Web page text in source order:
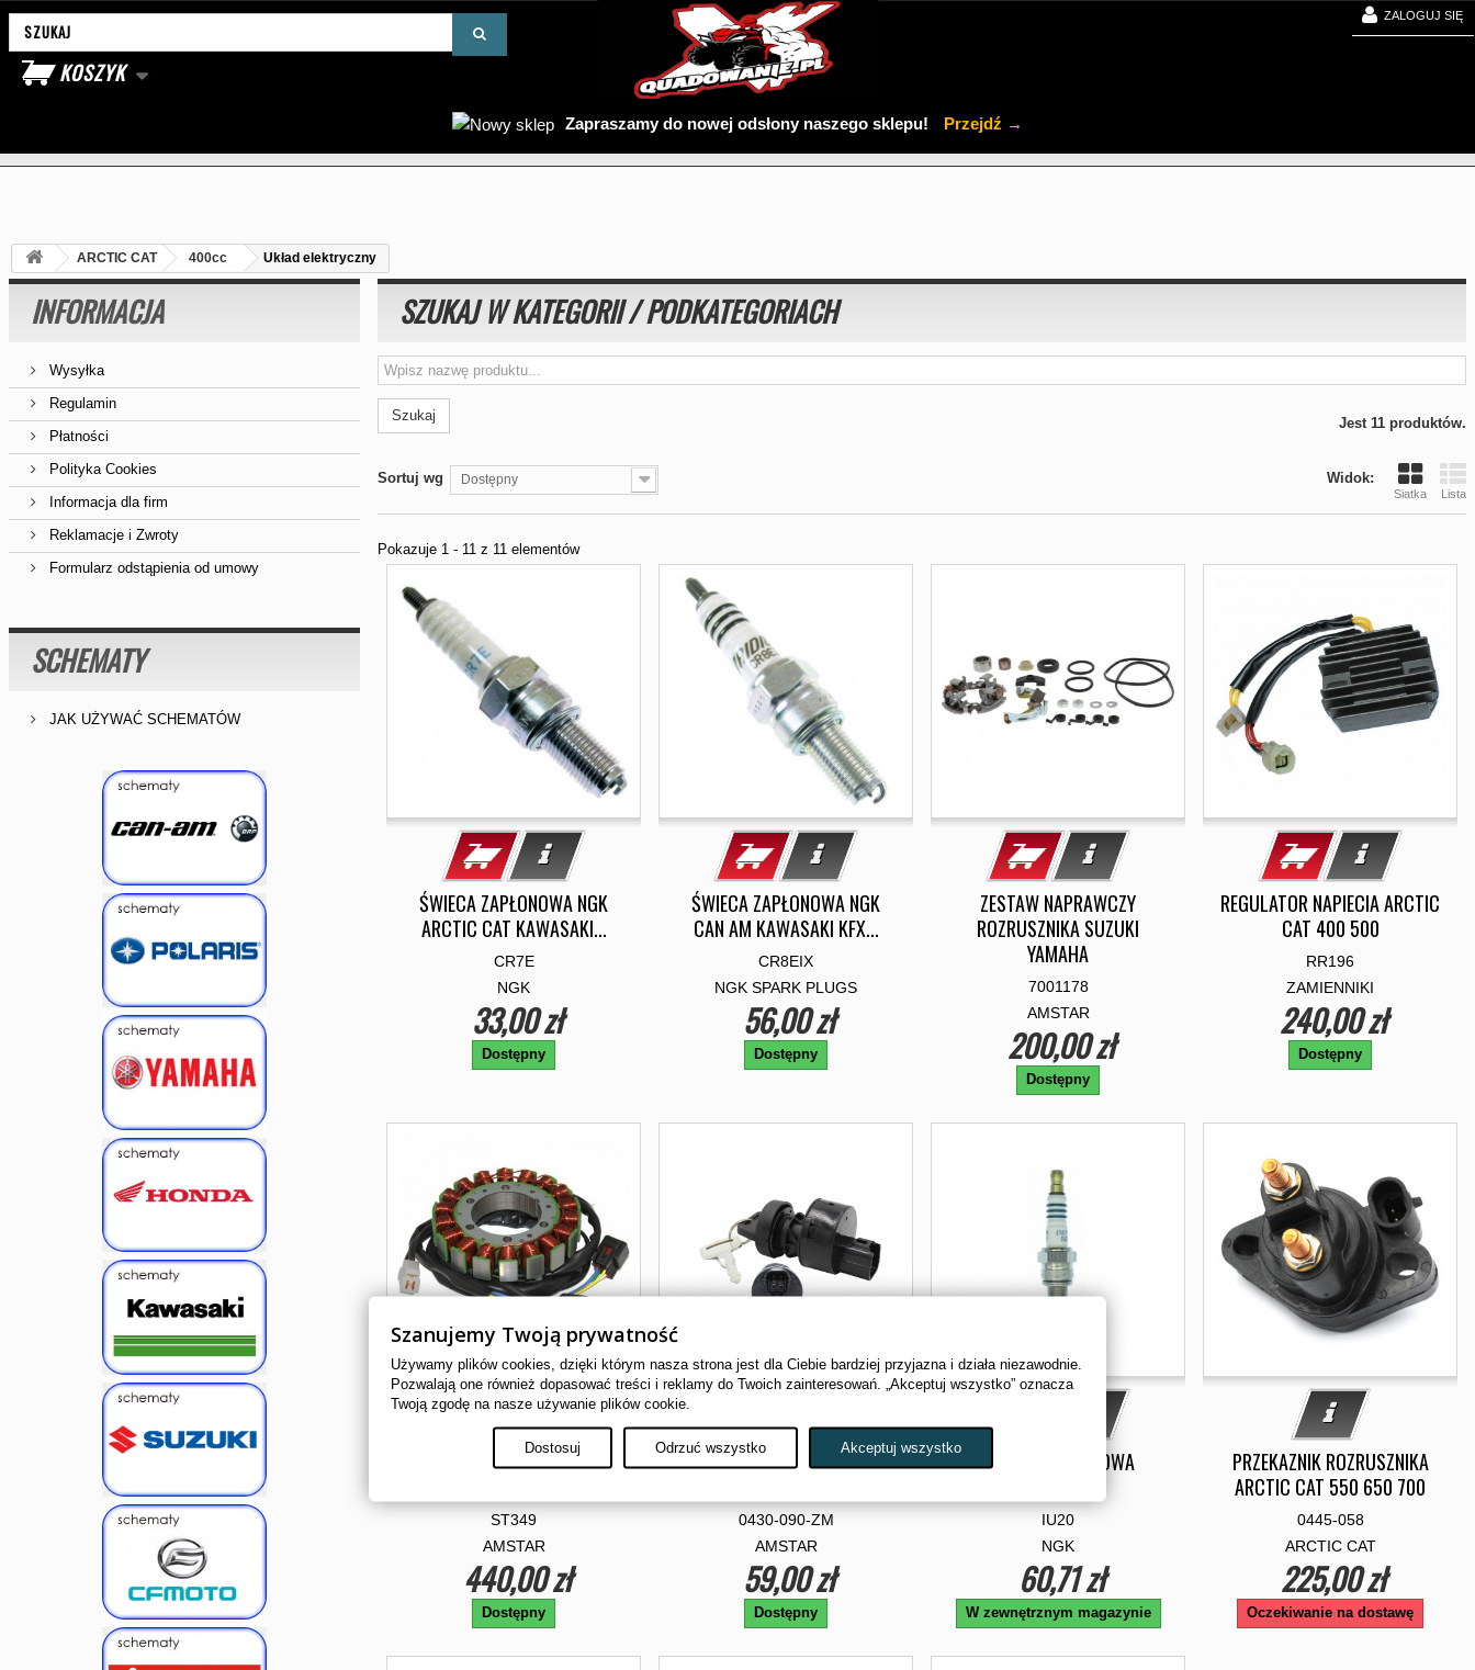
ZALOGUJ SIĘ
Zapraszamy do nowej odsłony naszego sklepu! Przejdź →
KOSZYK
Wyszukaj produkt
ARCTIC CAT 400cc Układ elektryczny
INFORMACJA
Wysyłka
Regulamin
Płatności
Polityka Cookies
Informacja dla firm
Reklamacje i Zwroty
Formularz odstąpienia od umowy
SCHEMATY
JAK UŻYWAĆ SCHEMATÓW
SZUKAJ W KATEGORII / PODKATEGORIACH
Szukaj Jest 11 produktów.
Widok:
Siatka Lista
Sortuj wg Dostępny
Pokazuje 1 - 11 z 11 elementów
ŚWIECA ZAPŁONOWA NGK
ARCTIC CAT KAWASAKI...
CR7E
NGK
33,00 zł
Dostępny
ŚWIECA ZAPŁONOWA NGK
CAN AM KAWASAKI KFX...
CR8EIX
NGK SPARK PLUGS
56,00 zł
Dostępny
ZESTAW NAPRAWCZY
ROZRUSZNIKA SUZUKI
YAMAHA
7001178
AMSTAR
200,00 zł
Dostępny
REGULATOR NAPIECIA ARCTIC
CAT 400 500
RR196
ZAMIENNIKI
240,00 zł
Dostępny
ALTERNATOR ARCTIC CAT
ST349
AMSTAR
440,00 zł
Dostępny
STACYJKA ARCTIC CAT 400
0430-090-ZM
AMSTAR
59,00 zł
Dostępny
ŚWIECA ZAPŁONOWA
IU20
NGK
60,71 zł
W zewnętrznym magazynie
PRZEKAZNIK ROZRUSZNIKA
ARCTIC CAT 550 650 700
0445-058
ARCTIC CAT
225,00 zł
Oczekiwanie na dostawę
Szanujemy Twoją prywatność
Używamy plików cookies, dzięki którym nasza strona jest dla Ciebie bardziej przyjazna i działa niezawodnie.
Pozwalają one również dopasować treści i reklamy do Twoich zainteresowań. „Akceptuj wszystko” oznacza
Twoją zgodę na nasze używanie plików cookie.
Dostosuj Odrzuć wszystko Akceptuj wszystko